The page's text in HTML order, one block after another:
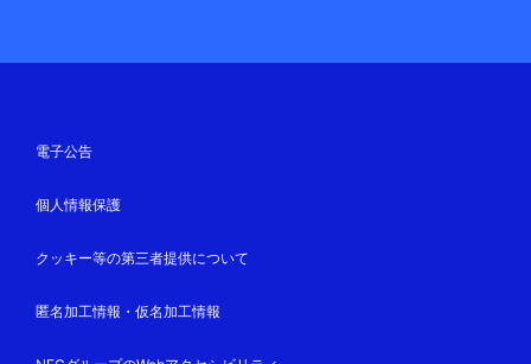
電子公告
個人情報保護
クッキー等の第三者提供について
匿名加工情報・仮名加工情報